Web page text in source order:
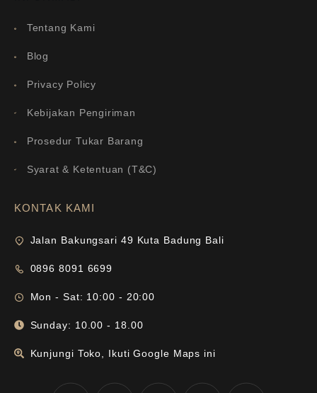
Tentang Kami
Blog
Privacy Policy
Kebijakan Pengiriman
Prosedur Tukar Barang
Syarat & Ketentuan (T&C)
KONTAK KAMI
Jalan Bakungsari 49 Kuta Badung Bali
0896 8091 6699
Mon - Sat: 10:00 - 20:00
Sunday: 10.00 - 18.00
Kunjungi Toko, Ikuti Google Maps ini